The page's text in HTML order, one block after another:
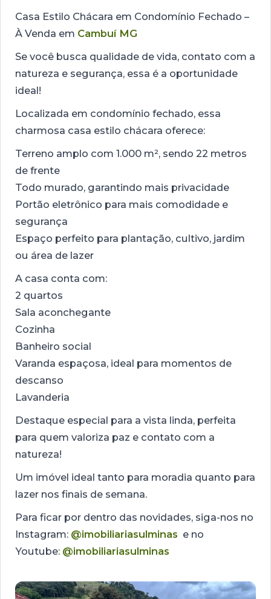
Casa Estilo Chácara em Condomínio Fechado –
À Venda em Cambuí MG
Se você busca qualidade de vida, contato com a
natureza e segurança, essa é a oportunidade
ideal!
Localizada em condomínio fechado, essa
charmosa casa estilo chácara oferece:
Terreno amplo com 1.000 m², sendo 22 metros
de frente
Todo murado, garantindo mais privacidade
Portão eletrônico para mais comodidade e
segurança
Espaço perfeito para plantação, cultivo, jardim
ou área de lazer
A casa conta com:
2 quartos
Sala aconchegante
Cozinha
Banheiro social
Varanda espaçosa, ideal para momentos de
descanso
Lavanderia
Destaque especial para a vista linda, perfeita
para quem valoriza paz e contato com a
natureza!
Um imóvel ideal tanto para moradia quanto para
lazer nos finais de semana.
Para ficar por dentro das novidades, siga-nos no
Instagram: @imobiliariasulminas e no
Youtube: @imobiliariasulminas